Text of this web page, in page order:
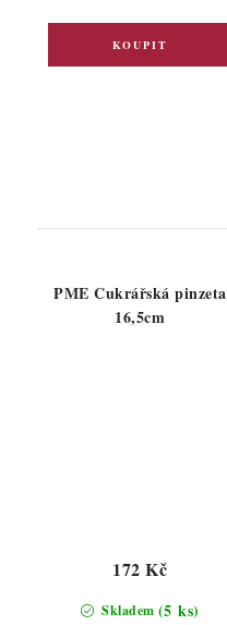
PME Cukrářská pinzeta
16,5cm
Skladem (5 ks)
172 Kč